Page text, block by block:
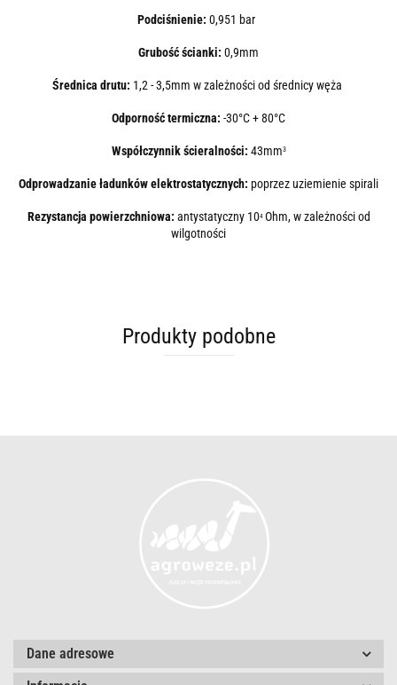
Podciśnienie: 0,951 bar
Grubość ścianki: 0,9mm
Średnica drutu: 1,2 - 3,5mm w zależności od średnicy węża
Odporność termiczna: -30°C + 80°C
Współczynnik ścieralności: 43mm3
Odprowadzanie ładunków elektrostatycznych: poprzez uziemienie spirali
Rezystancja powierzchniowa: antystatyczny 104Ohm, w zależności od
wilgotności
Produkty podobne
Dane adresowe